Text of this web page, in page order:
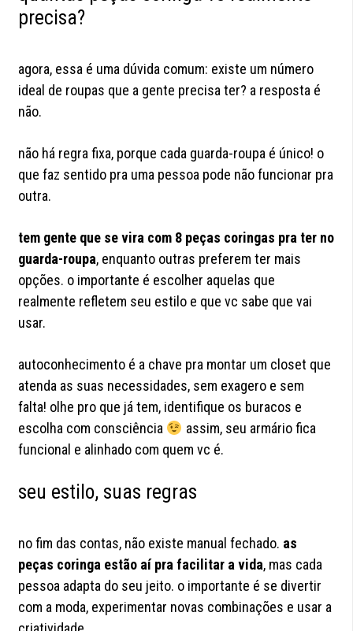
precisa?
agora, essa é uma dúvida comum: existe um número
ideal de roupas que a gente precisa ter? a resposta é
não.
não há regra fixa, porque cada guarda-roupa é único! o
que faz sentido pra uma pessoa pode não funcionar pra
outra.
tem gente que se vira com 8 peças coringas pra ter no
guarda-roupa, enquanto outras preferem ter mais
opções. o importante é escolher aquelas que
realmente refletem seu estilo e que vc sabe que vai
usar.
autoconhecimento é a chave pra montar um closet que
atenda as suas necessidades, sem exagero e sem
falta! olhe pro que já tem, identifique os buracos e
escolha com consciência
assim, seu armário fica
funcional e alinhado com quem vc é.
seu estilo, suas regras
no fim das contas, não existe manual fechado. as
peças coringa estão aí pra facilitar a vida, mas cada
pessoa adapta do seu jeito. o importante é se divertir
com a moda, experimentar novas combinações e usar a